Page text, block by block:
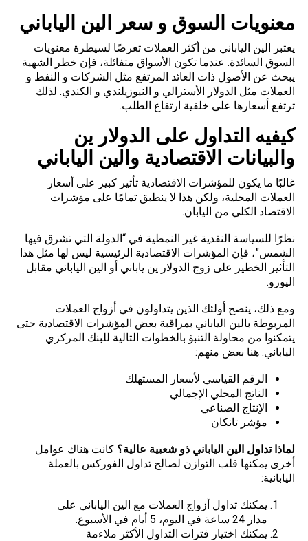
معنويات السوق و سعر الين الياباني
يعتبر الين الياباني من أكثر العملات تعرضًا لسيطرة معنويات
السوق السائدة. عندما تكون الأسواق متفائلة، فإن خطر الشهية
يبحث عن الأصول ذات العائد المرتفع مثل الشركات و النفط و
العملات مثل الدولار الأسترالي و النيوزيلندي و الكندي. لذلك
ترتفع أسعارها على خلفية ارتفاع الطلب.
كيفيه التداول على الدولار ين
والبيانات الاقتصادية والين الياباني
غالبًا ما يكون للمؤشرات الاقتصادية تأثير كبير على أسعار
العملات المحلية، ولكن هذا لا ينطبق تمامًا على مؤشرات
الاقتصاد الكلي من اليابان.
نظرًا للسياسة النقدية غير النمطية في “الدولة التي تشرق فيها
الشمس”، فإن المؤشرات الاقتصادية الرئيسية ليس لها مثل هذا
التأثير الخطير على زوج الدولار ين ياباني أو الين الياباني مقابل
اليورو.
ومع ذلك، ينصح أولئك الذين يتداولون في أزواج العملات
المربوطة بالين الياباني بمراقبة بعض المؤشرات الاقتصادية حتى
يتمكنوا من محاولة التنبؤ بالخطوات التالية للبنك المركزي
الياباني. هنا بعض منهم:
الرقم القياسي لأسعار المستهلك
الناتج المحلي الإجمالي
الإنتاج الصناعي
مؤشر تانكان
لماذا تداول الين الياباني ذو شعبية عالية؟ كانت هناك عوامل
أخرى يمكنها قلب التوازن لصالح تداول الفوركس بالعملة
اليابانية:
يمكنك تداول أزواج العملات مع الين الياباني على
مدار 24 ساعة في اليوم، 5 أيام في الأسبوع.
يمكنك اختيار فترات التداول الأكثر ملاءمة